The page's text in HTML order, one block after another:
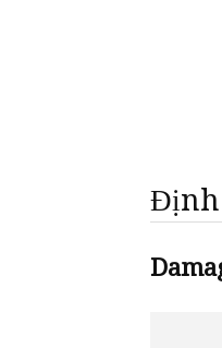
Định